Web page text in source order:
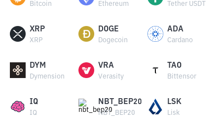
Bitcoin Ethereum Tether USDT
XRP
XRP
DOGE
Dogecoin
ADA
Cardano
DYM
Dymension
VRA
Verasity
TAO
Bittensor
IQ
IQ
NBT_BEP20
NBT_BEP20
LSK
Lisk